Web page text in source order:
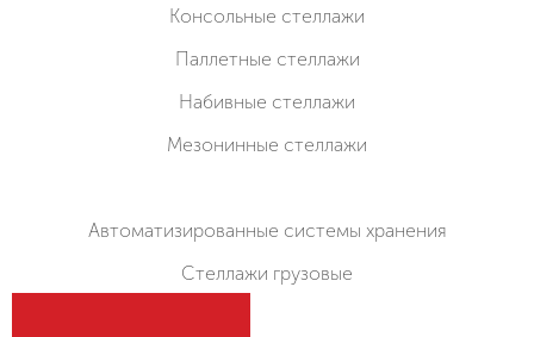
Консольные стеллажи
Паллетные стеллажи
Набивные стеллажи
Мезонинные стеллажи
Автоматизированные системы хранения
Стеллажи грузовые